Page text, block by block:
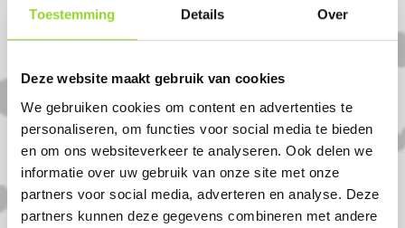
Toestemming Details Over
Deze website maakt gebruik van cookies
We gebruiken cookies om content en advertenties te
personaliseren, om functies voor social media te bieden
en om ons websiteverkeer te analyseren. Ook delen we
informatie over uw gebruik van onze site met onze
partners voor social media, adverteren en analyse. Deze
partners kunnen deze gegevens combineren met andere
Koop uw vuurwerk dan bij Doldersum
Vuurwerk in Beerze. U bent van harte
u uit Bergenteim, Sibculo of Ommen
komt.